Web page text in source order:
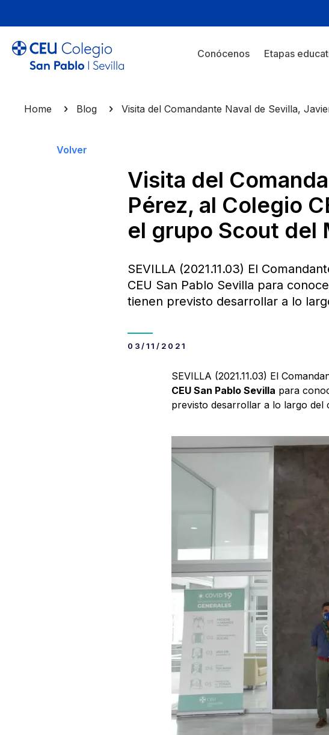
Conócenos Etapas
Home Blog Visita del Comandante Naval de Sevilla,
Volver
Visita del
Pérez, al Colegio
el grupo Scout del
SEVILLA (2021.11.03) El
CEU San Pablo Sevilla para
tienen previsto desarrollar a lo
03/11/2021
SEVILLA (2021.11.03) El
CEU San Pablo Sevilla para
previsto desarrollar a lo largo del